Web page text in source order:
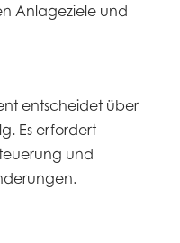
Anlageziele und
entscheidet über
Es erfordert
und